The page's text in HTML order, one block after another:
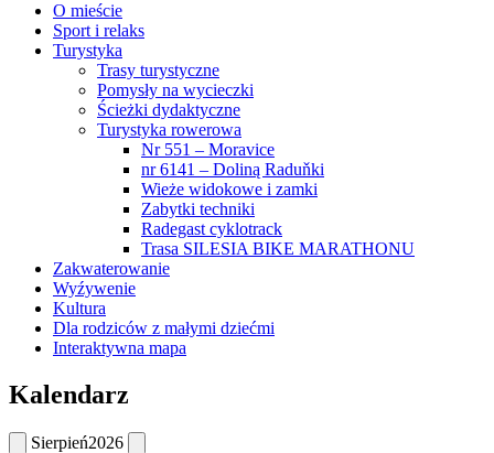
O mieście
Sport i relaks
Turystyka
Trasy turystyczne
Pomysły na wycieczki
Ścieżki dydaktyczne
Turystyka rowerowa
Nr 551 – Moravice
nr 6141 – Doliną Raduňki
Wieże widokowe i zamki
Zabytki techniki
Radegast cyklotrack
Trasa SILESIA BIKE MARATHONU
Zakwaterowanie
Wyźywenie
Kultura
Dla rodziców z małymi dziećmi
Interaktywna mapa
Kalendarz
Sierpień2026